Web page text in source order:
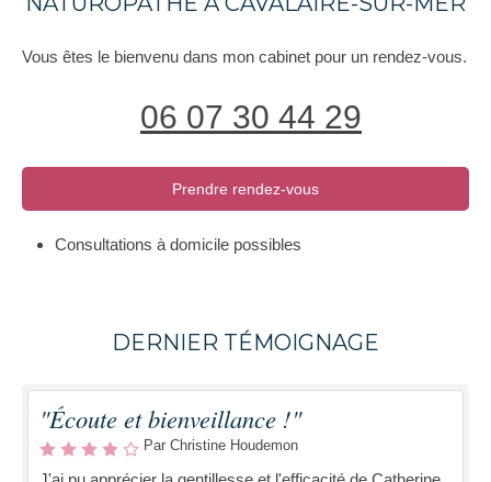
Vous êtes le bienvenu dans mon cabinet pour un rendez-vous.
06 07 30 44 29
Prendre rendez-vous
Consultations à domicile possibles
DERNIER TÉMOIGNAGE
"Écoute et bienveillance !"
Par Christine Houdemon